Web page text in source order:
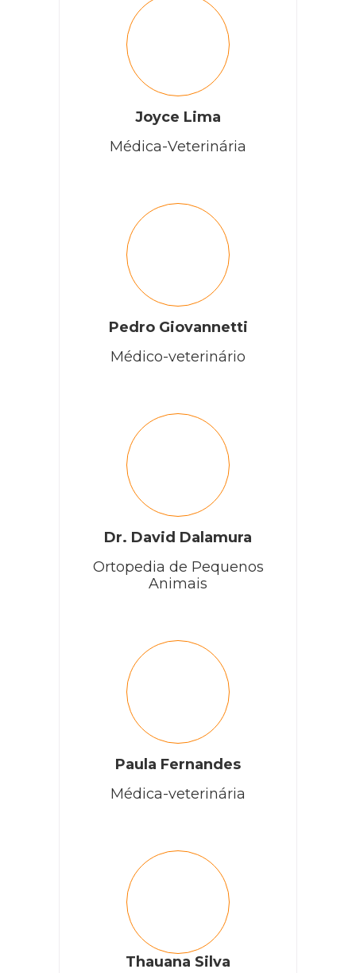
Joyce Lima
Médica-Veterinária
Pedro Giovannetti
Médico-veterinário
Dr. David Dalamura
Ortopedia de Pequenos
Animais
Paula Fernandes
Médica-veterinária
Thauana Silva